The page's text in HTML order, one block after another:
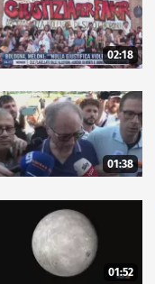
02:18
01:38
01:52